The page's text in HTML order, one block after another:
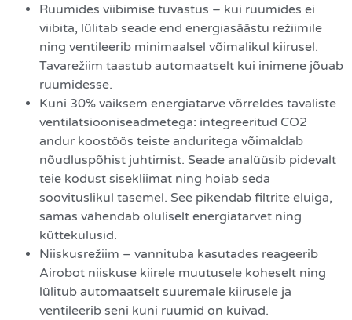
Ruumides viibimise tuvastus – kui ruumides ei
viibita, lülitab seade end energiasäästu režiimile
ning ventileerib minimaalsel võimalikul kiirusel.
Tavarežiim taastub automaatselt kui inimene jõuab
ruumidesse.
Kuni 30% väiksem energiatarve võrreldes tavaliste
ventilatsiooniseadmetega: integreeritud CO2
andur koostöös teiste anduritega võimaldab
nõudluspõhist juhtimist. Seade analüüsib pidevalt
teie kodust sisekliimat ning hoiab seda
soovituslikul tasemel. See pikendab filtrite eluiga,
samas vähendab oluliselt energiatarvet ning
küttekulusid.
Niiskusrežiim – vannituba kasutades reageerib
Airobot niiskuse kiirele muutusele koheselt ning
lülitub automaatselt suuremale kiirusele ja
ventileerib seni kuni ruumid on kuivad.